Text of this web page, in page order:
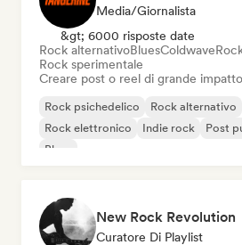
Media/Giornalista
&gt; 6000 risposte date
Rock alternativoBluesColdwave
Rock sperimentale
Creare post o reel di grande
Rock psichedelico Rock alternativo
Rock elettronico
Indie rock Post
Blues
New Rock Revolution
Curatore Di Playlist